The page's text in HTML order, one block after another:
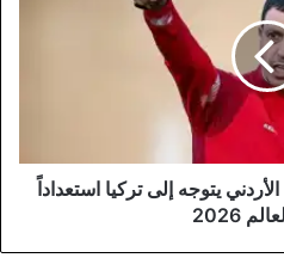
يتوجه إلى تركيا استعداداً
2026